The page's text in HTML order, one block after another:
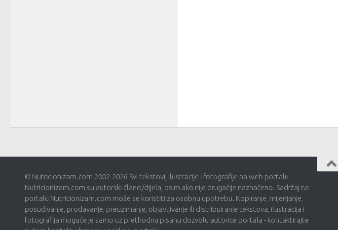
© Nutricionizam.com 2002-2026 Svi tekstovi, ilustracije i fotografije na web portalu
Nutricionizam.com su autorski članci/dijela, osim ako nije drugačije naznačeno. Sadržaj na
portalu Nutricionizam.com može se koristiti za osobnu upotrebu. Kopiranje, mijenjanje,
posuđivanje, prodavanje, preuzimanje, objavljivanje ili distribuiranje tekstova, ilustracija i
fotografija moguće je samo uz prethodnu pisanu dozvolu autorice portala - kontaktirajte